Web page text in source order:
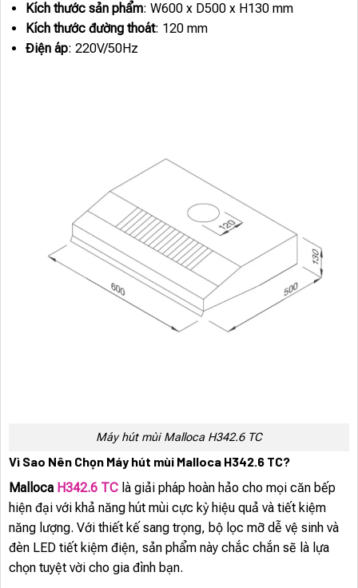
Kích thước sản phẩm: W600 x D500 x H130 mm
Kích thước đường thoát: 120 mm
Điện áp: 220V/50Hz
Máy hút mùi Malloca H342.6 TC
Vì Sao Nên Chọn Máy hút mùi Malloca H342.6 TC?
Malloca H342.6 TC là giải pháp hoàn hảo cho mọi căn bếp
hiện đại với khả năng hút mùi cực kỳ hiệu quả và tiết kiệm
năng lượng. Với thiết kế sang trọng, bộ lọc mỡ dễ vệ sinh và
đèn LED tiết kiệm điện, sản phẩm này chắc chắn sẽ là lựa
chọn tuyệt vời cho gia đình bạn.